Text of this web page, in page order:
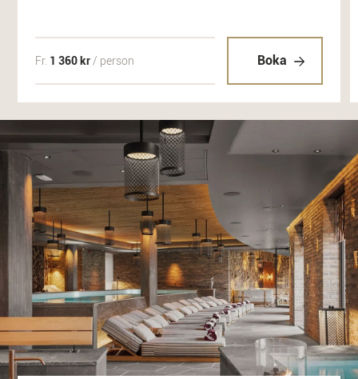
Fr. 1 360 kr / person Boka